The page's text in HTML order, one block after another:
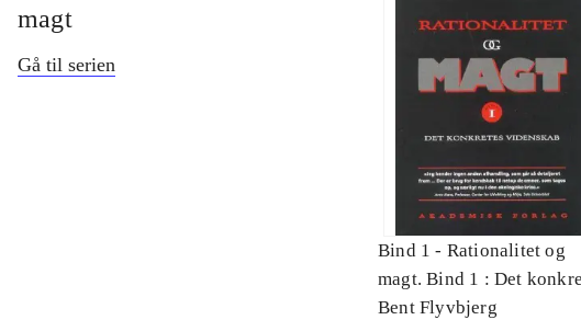
magt
Gå til serien
Bind 1 - Rationalitet og
magt. Bind 1 : Det
videnskab
Bent Flyvbjerg